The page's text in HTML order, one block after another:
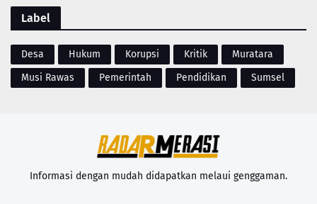
Label
Desa Hukum Korupsi Kritik
Muratara
Musi Rawas
Pemerintah Pendidikan Sumsel
Informasi dengan mudah didapatkan melaui genggaman.